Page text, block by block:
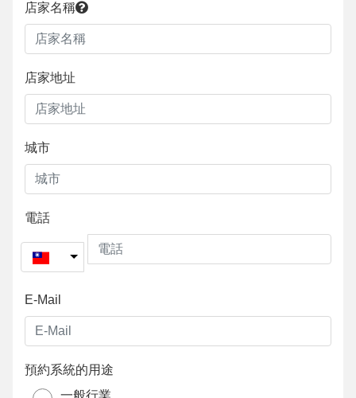
店家名稱
店家地址
城市
電話
E-Mail
預約系統的用途
一般行業